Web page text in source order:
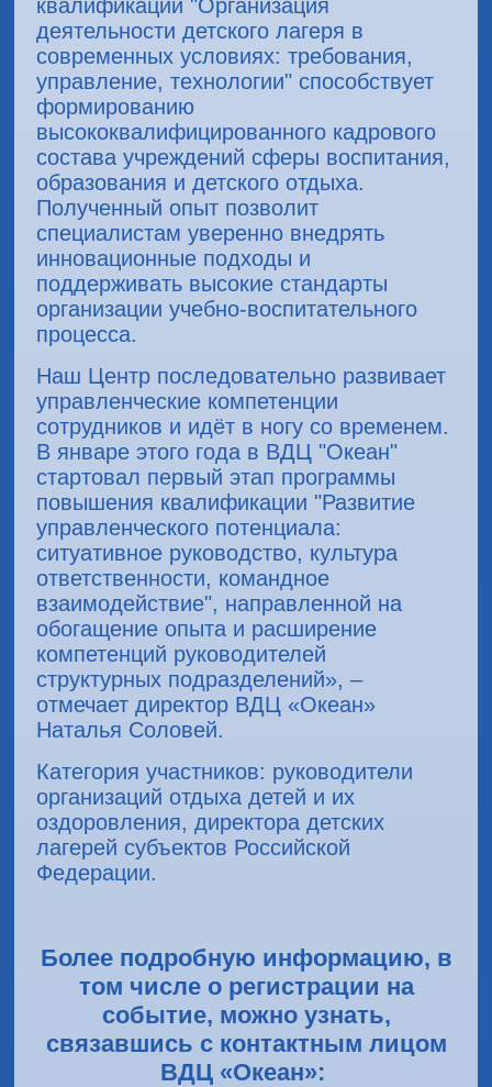
квалификации "Организация
деятельности детского лагеря в
современных условиях: требования,
управление, технологии" способствует
формированию
высококвалифицированного кадрового
состава учреждений сферы воспитания,
образования и детского отдыха.
Полученный опыт позволит
специалистам уверенно внедрять
инновационные подходы и
поддерживать высокие стандарты
организации учебно-воспитательного
процесса.
Наш Центр последовательно развивает
управленческие компетенции
сотрудников и идёт в ногу со временем.
В январе этого года в ВДЦ "Океан"
стартовал первый этап программы
повышения квалификации "Развитие
управленческого потенциала:
ситуативное руководство, культура
ответственности, командное
взаимодействие", направленной на
обогащение опыта и расширение
компетенций руководителей
структурных подразделений», –
отмечает директор ВДЦ «Океан»
Наталья Соловей.
Категория участников: руководители
организаций отдыха детей и их
оздоровления, директора детских
лагерей субъектов Российской
Федерации.
Более подробную информацию, в
том числе о регистрации на
событие, можно узнать,
связавшись с контактным лицом
ВДЦ «Океан»: